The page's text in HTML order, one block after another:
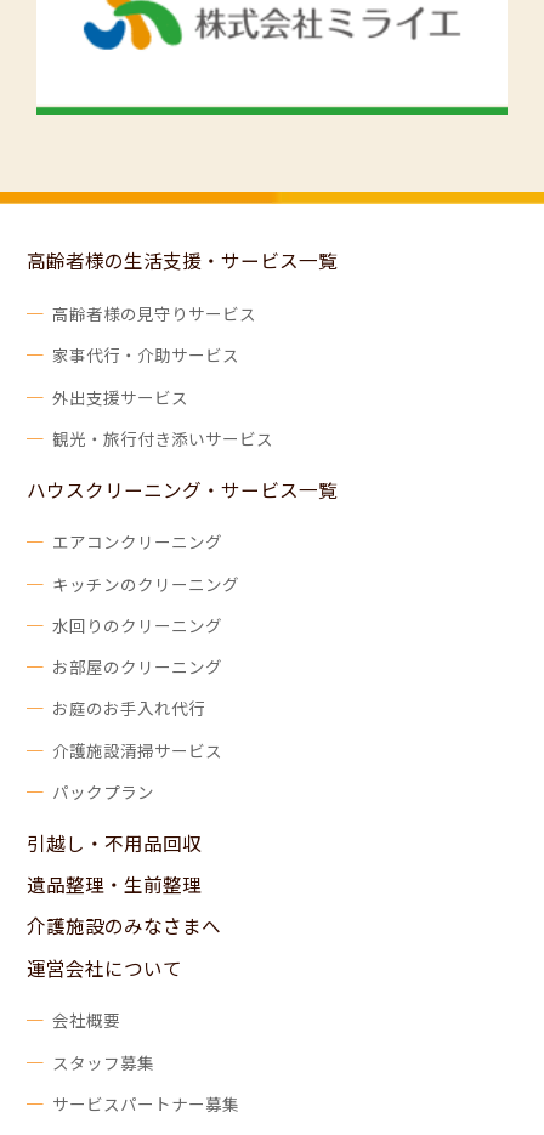
高齢者様の生活支援・サービス一覧
高齢者様の見守りサービス
家事代行・介助サービス
外出支援サービス
観光・旅行付き添いサービス
ハウスクリーニング・サービス一覧
エアコンクリーニング
キッチンのクリーニング
水回りのクリーニング
お部屋のクリーニング
お庭のお手入れ代行
介護施設清掃サービス
パックプラン
引越し・不用品回収
遺品整理・生前整理
介護施設のみなさまへ
運営会社について
会社概要
スタッフ募集
サービスパートナー募集